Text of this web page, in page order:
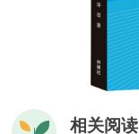
相关阅读